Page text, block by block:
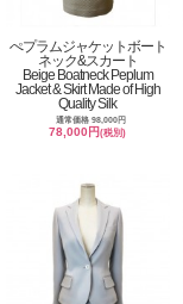
ぺプラムジャケットボート
ネック&スカート
Beige Boatneck Peplum
Jacket & Skirt Made of High
Quality Silk
通常価格 98,000円
78,000円(税別)